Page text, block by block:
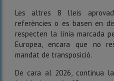
Les altres 8 lleis
referències o es basen en
respecten la línia marcada
Europea, encara que no
mandat de transposició.
De cara al 2026, continua